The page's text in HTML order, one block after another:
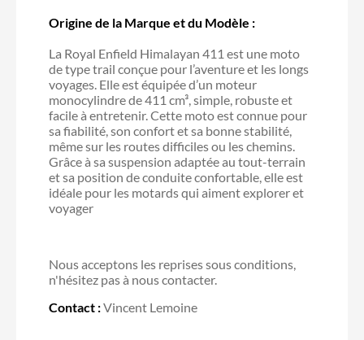
Origine de la Marque et du Modèle :
La Royal Enfield Himalayan 411 est une moto
de type trail conçue pour l’aventure et les longs
voyages. Elle est équipée d’un moteur
monocylindre de 411 cm³, simple, robuste et
facile à entretenir. Cette moto est connue pour
sa fiabilité, son confort et sa bonne stabilité,
même sur les routes difficiles ou les chemins.
Grâce à sa suspension adaptée au tout-terrain
et sa position de conduite confortable, elle est
idéale pour les motards qui aiment explorer et
voyager
Nous acceptons les reprises sous conditions,
n'hésitez pas à nous contacter.
Contact :Vincent Lemoine